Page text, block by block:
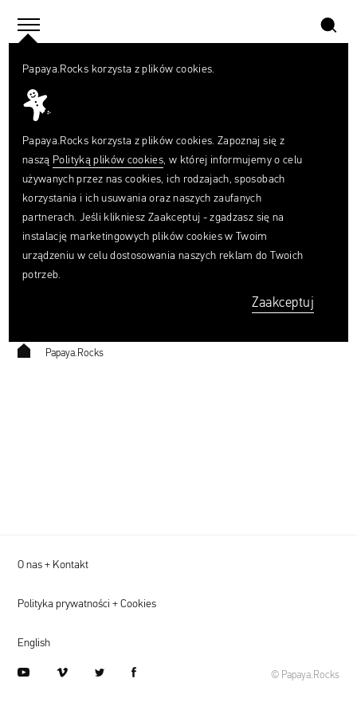
menu
szukaj
404
Ta strona nie została znaleziona.
Papaya.Rocks
Papaya.Rocks korzysta z plików cookies.
Papaya.Rocks korzysta z plików cookies. Zapoznaj się z
naszą Polityką plików cookies, w której informujemy o celu
używanych przez nas cookies, ich rodzajach, sposobach
korzystania i ich usuwania oraz naszych zaufanych
partnerach. Jeśli klikniesz Zaakceptuj - zgadzasz się na
instalację marketingowych plików cookies w Twoim
urządzeniu w celu dostosowania naszych reklam do Twoich
potrzeb.
Zaakceptuj
Czego
szukasz?
O nas + Kontakt
Polityka prywatności + Cookies
English
© Papaya.Rocks
youtube vimeo twitter facebook